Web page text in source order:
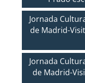
Jornada
de Madrid-
Jornada
de Madrid-